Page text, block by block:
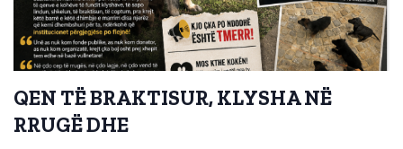
QEN TË BRAKTISUR, KLYSHA NË
RRUGË DHE